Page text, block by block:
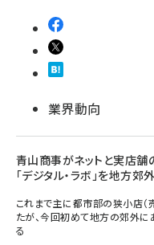
業界動向
青山商事がネットと実店舗
「デジタル・ラボ」を地方郊
これまで主に都市部の狭小店
たが、今回初めて地方の郊外
る